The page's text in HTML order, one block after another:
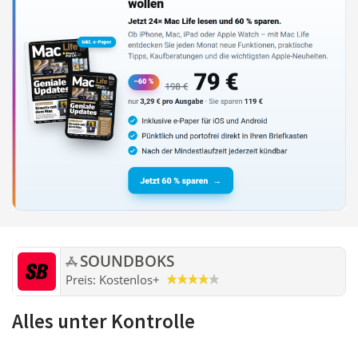
SOUNDBOKS
Preis: Kostenlos+
Alles unter Kontrolle